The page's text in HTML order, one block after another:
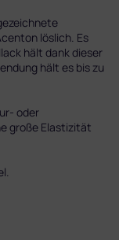
löslich. Es
hält dank dieser
hält es bis zu
oder
große Elastizität